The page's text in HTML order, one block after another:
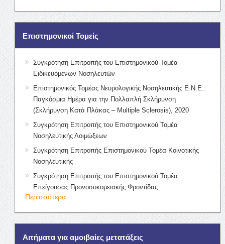
Επιστημονικοί Τομείς
Συγκρότηση Επιτροπής του Επιστημονικού Τομέα
Ειδικευόμενων Νοσηλευτών
Επιστημονικός Τομέας Νευρολογικής Νοσηλευτικής Ε.Ν.Ε.:
Παγκόσμια Ημέρα για την Πολλαπλή Σκλήρυνση
(Σκλήρυνση Κατά Πλάκας – Multiple Sclerosis), 2020
Συγκρότηση Επιτροπής του Επιστημονικού Τομέα
Νοσηλευτικής Λοιμώξεων
Συγκρότηση Επιτροπής Επιστημονικού Τομέα Κοινοτικής
Νοσηλευτικής
Συγκρότηση Επιτροπής του Επιστημονικού Τομέα
Επείγουσας Προνοσοκομειακής Φροντίδας
Περισσότερα
Αιτήματα για αμοιβαίες μετατάξεις